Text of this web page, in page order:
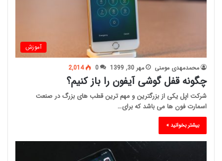
آموزش
محمدمهدی مومنی مهر 30, 1399 0
2,014
چگونه قفل گوشی آیفون را باز کنیم؟
شرکت اپل یکی از بزرگترین و مهم ترین قطب های بزرگ در صنعت
اسمارت فون ها می باشد که برای…
بیشتر بخوانید »